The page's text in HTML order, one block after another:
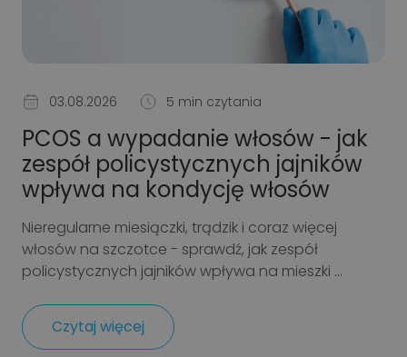
03.08.2026 5 min czytania
PCOS a wypadanie włosów - jak
zespół policystycznych jajników
wpływa na kondycję włosów
Nieregularne miesiączki, trądzik i coraz więcej
włosów na szczotce - sprawdź, jak zespół
policystycznych jajników wpływa na mieszki ...
Czytaj więcej